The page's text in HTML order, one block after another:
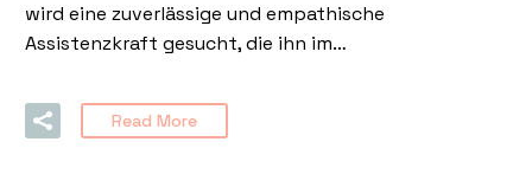
wird eine zuverlässige und empathische
Assistenzkraft gesucht, die ihn im…
Read More